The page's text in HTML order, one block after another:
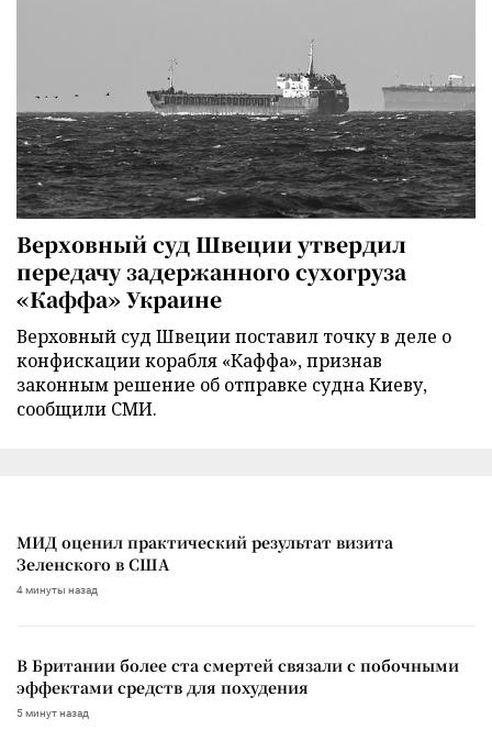
Верховный суд Швеции утвердил
передачу задержанного сухогруза
«Каффа» Украине
Верховный суд Швеции поставил точку в деле о
конфискации корабля «Каффа», признав
законным решение об отправке судна Киеву,
сообщили СМИ.
МИД оценил практический результат визита
Зеленского в США
4 минуты назад
В Британии более ста смертей связали с побочными
эффектами средств для похудения
5 минут назад